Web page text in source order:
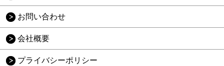
お問い合わせ
会社概要
プライバシーポリシー